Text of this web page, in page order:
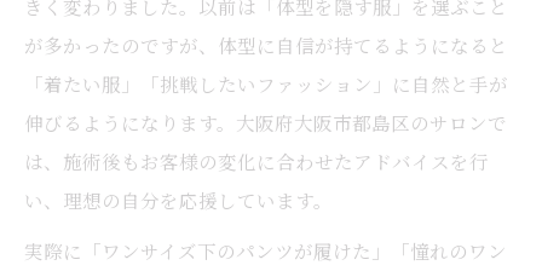
きく変わりました。以前は「体型を隠す服」を選ぶこと
が多かったのですが、体型に自信が持てるようになると
「着たい服」「挑戦したいファッション」に自然と手が
伸びるようになります。大阪府大阪市都島区のサロンで
は、施術後もお客様の変化に合わせたアドバイスを行
い、理想の自分を応援しています。
実際に「ワンサイズ下のパンツが履けた」「憧れのワン